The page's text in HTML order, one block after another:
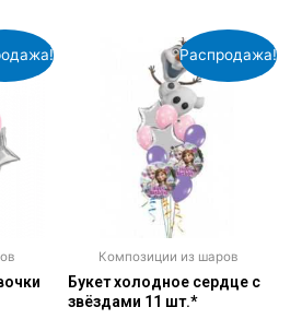
Распродажа!
Композиции из шаров
Букет холодное сердце с
звёздами 11 шт.*